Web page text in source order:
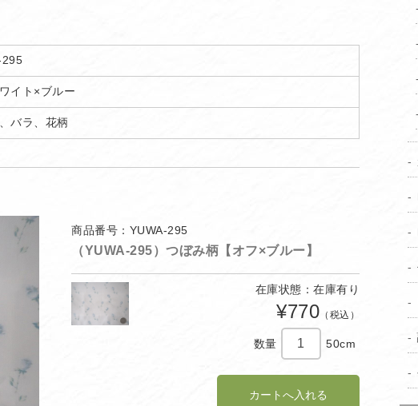
295
イト×ブルー
バラ、花柄
商品番号：YUWA-295
（YUWA-295）つぼみ柄【オフ×ブルー】
在庫状態：在庫有り
¥770 （税込）
数量 50cm